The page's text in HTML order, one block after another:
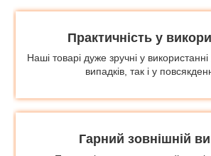
Практичність у
Наші товарі дуже зручні у
випадків, так і у
Гарний зовнішній